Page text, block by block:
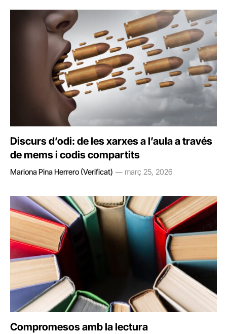
Discurs d’odi: de les xarxes a l’aula a través
de mems i codis compartits
Mariona Pina Herrero (Verificat) març 25, 2026
Compromesos amb la lectura